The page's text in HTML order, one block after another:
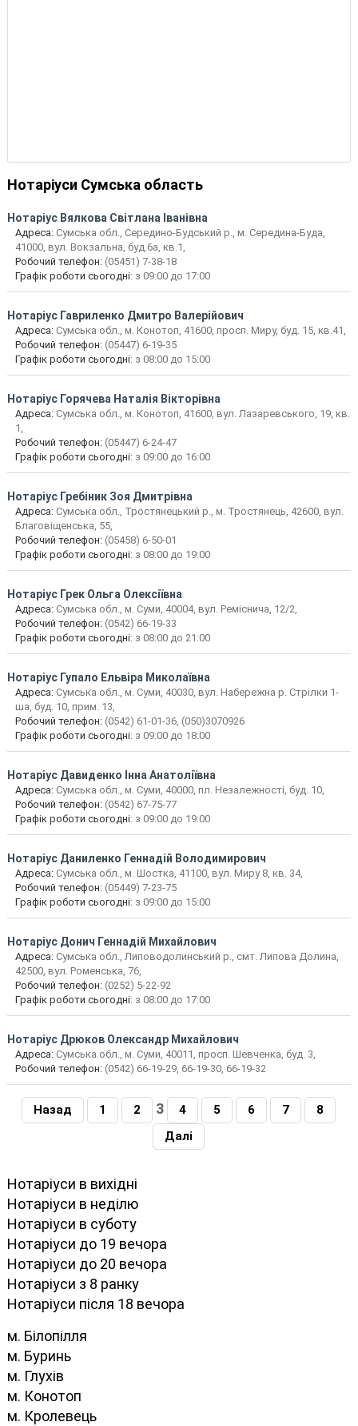
Нотаріуси Сумська область
Нотаріус Вялкова Світлана Іванівна
Адреса:Сумська обл., Середино-Будський р., м. Середина-Буда,
41000, вул. Вокзальна, буд.6а, кв.1,
Робочий телефон:(05451) 7-38-18
Графік роботи сьогодні: з 09:00 до 17:00
Нотаріус Гавриленко Дмитро Валерійович
Адреса:Сумська обл., м. Конотоп, 41600, просп. Миру, буд. 15, кв.41,
Робочий телефон:(05447) 6-19-35
Графік роботи сьогодні: з 08:00 до 15:00
Нотаріус Горячева Наталія Вікторівна
Адреса:Сумська обл., м. Конотоп, 41600, вул. Лазаревського, 19, кв.
1,
Робочий телефон:(05447) 6-24-47
Графік роботи сьогодні: з 09:00 до 16:00
Нотаріус Гребіник Зоя Дмитрівна
Адреса:Сумська обл., Тростянецький р., м. Тростянець, 42600, вул.
Благовіщенська, 55,
Робочий телефон:(05458) 6-50-01
Графік роботи сьогодні: з 08:00 до 19:00
Нотаріус Грек Ольга Олексіївна
Адреса:Сумська обл., м. Суми, 40004, вул. Реміснича, 12/2,
Робочий телефон:(0542) 66-19-33
Графік роботи сьогодні: з 08:00 до 21:00
Нотаріус Гупало Ельвіра Миколаївна
Адреса:Сумська обл., м. Суми, 40030, вул. Набережна р. Стрілки 1-
ша, буд. 10, прим. 13,
Робочий телефон:(0542) 61-01-36, (050)3070926
Графік роботи сьогодні: з 09:00 до 18:00
Нотаріус Давиденко Інна Анатоліївна
Адреса:Сумська обл., м. Суми, 40000, пл. Незалежності, буд. 10,
Робочий телефон:(0542) 67-75-77
Графік роботи сьогодні: з 09:00 до 19:00
Нотаріус Даниленко Геннадій Володимирович
Адреса:Сумська обл., м. Шостка, 41100, вул. Миру 8, кв. 34,
Робочий телефон:(05449) 7-23-75
Графік роботи сьогодні: з 09:00 до 15:00
Нотаріус Донич Геннадій Михайлович
Адреса:Сумська обл., Липоводолинський р., смт. Липова Долина,
42500, вул. Роменська, 76,
Робочий телефон:(0252) 5-22-92
Графік роботи сьогодні: з 08:00 до 17:00
Нотаріус Дрюков Олександр Михайлович
Адреса:Сумська обл., м. Суми, 40011, просп. Шевченка, буд. 3,
Робочий телефон:(0542) 66-19-29, 66-19-30, 66-19-32
Назад 1 2 3 4 5 6 7
8
Далі
Нотаріуси в вихідні
Нотаріуси в неділю
Нотаріуси в суботу
Нотаріуси до 19 вечора
Нотаріуси до 20 вечора
Нотаріуси з 8 ранку
Нотаріуси після 18 вечора
м. Білопілля
м. Буринь
м. Глухів
м. Конотоп
м. Кролевець